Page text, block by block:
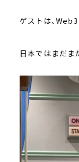
ゲストは、
日本ではまだま